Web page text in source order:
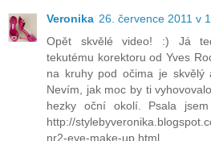
Veronika 26. července 2011 v
Opět skvělé video! :) Já
tekutému korektoru od Yves
na kruhy pod očima je skvělý
Nevím, jak moc by ti
hezky oční okolí. Psala
http://
nr2-eye-make-up.html